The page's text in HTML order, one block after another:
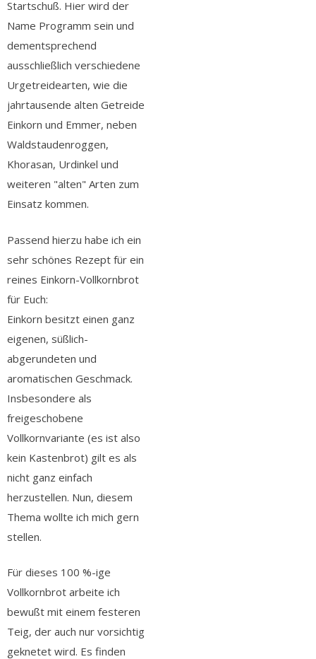
Startschuß. Hier wird der
Name Programm sein und
dementsprechend
ausschließlich verschiedene
Urgetreidearten, wie die
jahrtausende alten Getreide
Einkorn und Emmer, neben
Waldstaudenroggen,
Khorasan, Urdinkel und
weiteren "alten" Arten zum
Einsatz kommen.
Passend hierzu habe ich ein
sehr schönes Rezept für ein
reines Einkorn-Vollkornbrot
für Euch:
Einkorn besitzt einen ganz
eigenen, süßlich-
abgerundeten und
aromatischen Geschmack.
Insbesondere als
freigeschobene
Vollkornvariante (es ist also
kein Kastenbrot) gilt es als
nicht ganz einfach
herzustellen. Nun, diesem
Thema wollte ich mich gern
stellen.
Für dieses 100 %-ige
Vollkornbrot arbeite ich
bewußt mit einem festeren
Teig, der auch nur vorsichtig
geknetet wird. Es finden